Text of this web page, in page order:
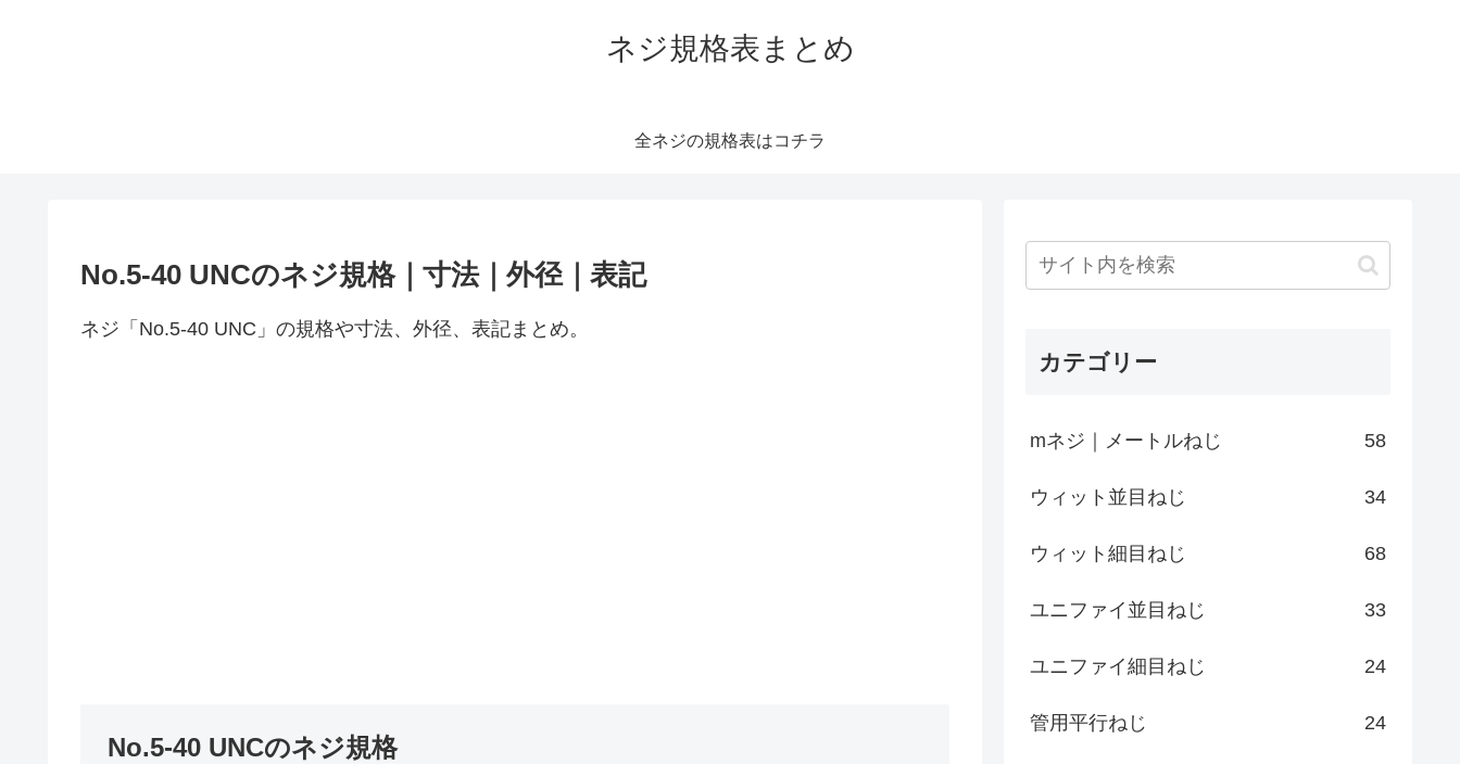
ネジ規格表まとめ
全ネジの規格表はコチラ
No.5-40 UNCのネジ規格｜寸法｜外径｜表記
ネジ「No.5-40 UNC」の規格や寸法、外径、表記まとめ。
No.5-40 UNCのネジ規格
カテゴリー
mネジ｜メートルねじ 58
ウィット並目ねじ 34
ウィット細目ねじ 68
ユニファイ並目ねじ 33
ユニファイ細目ねじ 24
管用平行ねじ 24